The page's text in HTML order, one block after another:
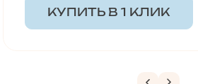
КУПИТЬ В 1 КЛИК